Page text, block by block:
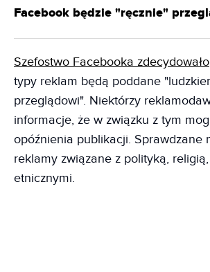
Facebook będzie "ręcznie"
Szefostwo Facebooka zdecydowało
typy reklam będą poddane
przeglądowi". Niektórzy
informacje, że w związku z tym
opóźnienia publikacji. Sprawdzane
reklamy związane z polityką,
etnicznymi.